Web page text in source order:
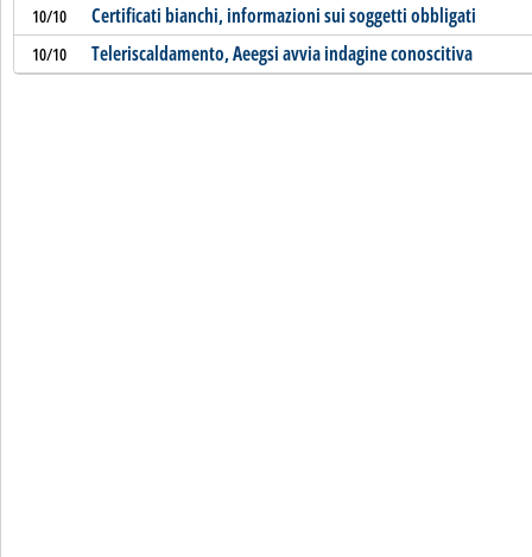
10/10 Certificati bianchi, informazioni sui soggetti obbligati
10/10 Teleriscaldamento, Aeegsi avvia indagine conoscitiva